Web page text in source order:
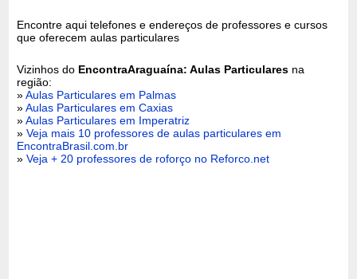
Encontre aqui telefones e endereços de professores e cursos
que oferecem aulas particulares
Vizinhos do EncontraAraguaína: Aulas Particulares na
região:
»Aulas Particulares em Palmas
»Aulas Particulares em Caxias
»Aulas Particulares em Imperatriz
»Veja mais 10 professores de aulas particulares em
EncontraBrasil.com.br
»Veja + 20 professores de roforço no Reforco.net